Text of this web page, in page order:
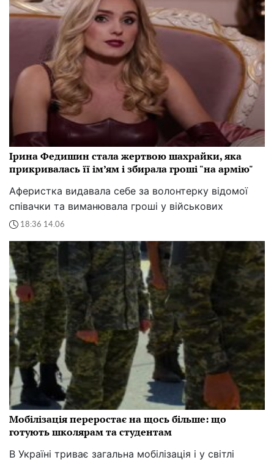
Ірина Федишин стала жертвою шахрайки, яка
прикривалась її ім’ям і збирала гроші "на армію"
Аферистка видавала себе за волонтерку відомої
співачки та виманювала гроші у військових
18:36 14.06
Мобілізація переростає на щось більше: що
готують школярам та студентам
В Україні триває загальна мобілізація і у світлі